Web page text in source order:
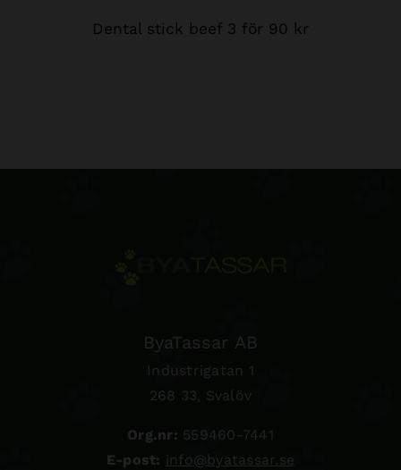
Dental stick beef 3 för 90 kr
ByaTassar AB
Industrigatan 1
268 33, Svalöv
Org.nr: 559460-7441
E-post: info@byatassar.se